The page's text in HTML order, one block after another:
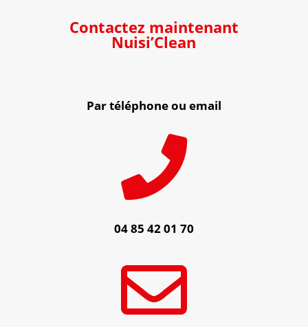
Contactez maintenant
Nuisi’Clean
Par téléphone ou email

04 85 42 01 70
